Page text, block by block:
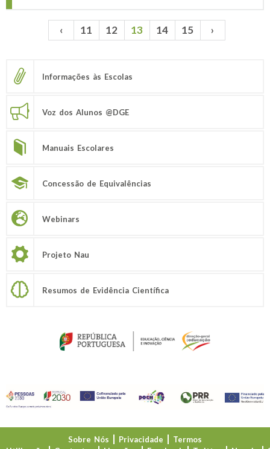
Páginas ‹ 11 12 13 14 15 ›
Informações às Escolas
Voz dos Alunos @DGE
Manuais Escolares
Concessão de Equivalências
Webinars
Projeto Nau
Resumos de Evidência Científica
Sobre Nós Privacidade
Termos